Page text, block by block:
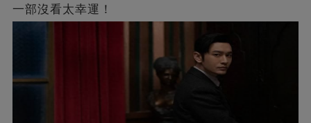
一部沒看太幸運！